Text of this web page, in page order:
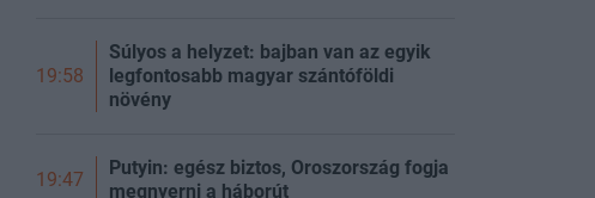
19:58
Súlyos a helyzet: bajban van az egyik
legfontosabb magyar szántóföldi
növény
19:47
Putyin: egész biztos, Oroszország fogja
megnyerni a háborút